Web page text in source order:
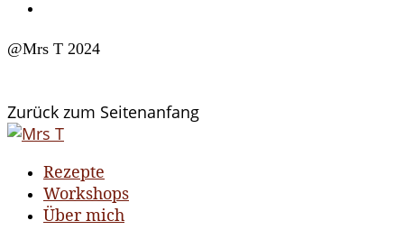
@Mrs T 2024
Zurück zum Seitenanfang
Rezepte
Workshops
Über mich